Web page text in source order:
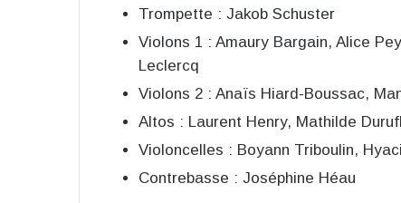
Trompette : Jakob Schuster
Violons 1 : Amaury Bargain, Alice
Leclercq
Violons 2 : Anaïs Hiard-Boussac,
Altos : Laurent Henry, Mathilde
Violoncelles : Boyann Triboulin,
Contrebasse : Joséphine Héau